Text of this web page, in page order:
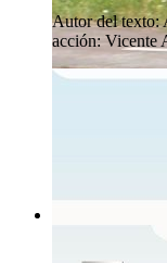
Autor del texto:
acción: Vicente